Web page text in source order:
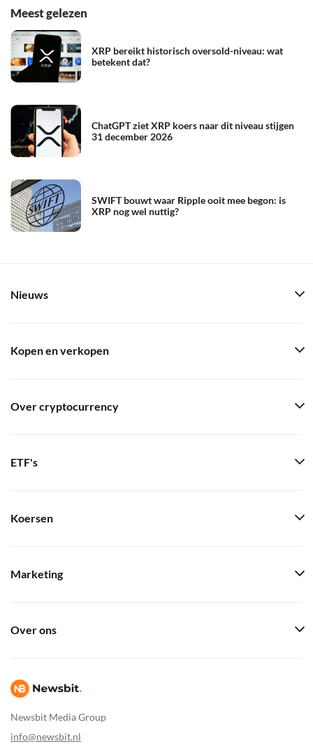
Meest gelezen
XRP bereikt historisch oversold-niveau: wat
betekent dat?
ChatGPT ziet XRP koers naar dit niveau stijgen
31 december 2026
SWIFT bouwt waar Ripple ooit mee begon: is
XRP nog wel nuttig?
Newsbit Media Group
info@newsbit.nl
Nieuws
Kopen en verkopen
Over cryptocurrency
ETF's
Koersen
Marketing
Over ons